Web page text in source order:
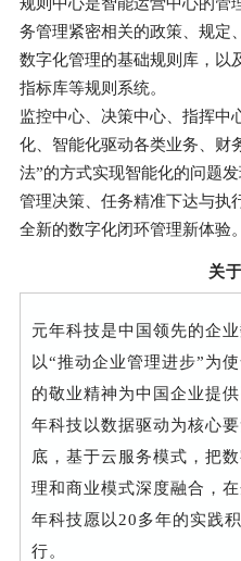
务管理紧密相关的政策、规定
数字化管理的基础规则库，以
指标库等规则系统。
监控中心、决策中心、指挥中
化、智能化驱动各类业务、财
法”的方式实现智能化的问题
管理决策、任务精准下达与执
全新的数字化闭环管理新体验。
关
元年科技是中国领先的企
以“推动企业管理进步”为
的敬业精神为中国企业提
年科技以数据驱动为核心
底，基于云服务模式，把
理和商业模式深度融合，
年科技愿以20多年的实践
行。